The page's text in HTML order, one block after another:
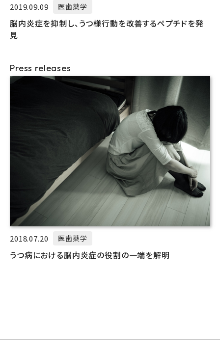
2019.09.09 医歯薬学
脳内炎症を抑制し、うつ様行動を改善するペプチドを発
見
Press releases
2018.07.20 医歯薬学
うつ病における脳内炎症の役割の一端を解明